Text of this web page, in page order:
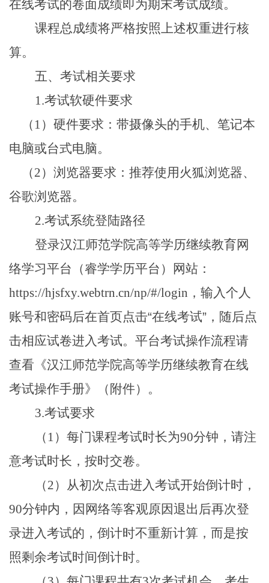
在线考试的卷面成绩即为期末考试成绩。
课程总成绩将严格按照上述权重进行核
算。
五、考试相关要求
1.考试软硬件要求
（1）硬件要求：带摄像头的手机、笔记本
电脑或台式电脑。
（2）浏览器要求：推荐使用火狐浏览器、
谷歌浏览器。
2.考试系统登陆路径
登录汉江师范学院高等学历继续教育网
络学习平台（睿学学历平台）网站：
https://hjsfxy.webtrn.cn/np/#/login，输入个人
账号和密码后在首页点击“在线考试” ，随后点
击相应试卷进入考试。平台考试操作流程请
查看《汉江师范学院高等学历继续教育在线
考试操作手册》（附件）。
3.考试要求
（1）每门课程考试时长为90分钟，请注
意考试时长，按时交卷。
（2）从初次点击进入考试开始倒计时，
90分钟内，因网络等客观原因退出后再次登
录进入考试的，倒计时不重新计算，而是按
照剩余考试时间倒计时。